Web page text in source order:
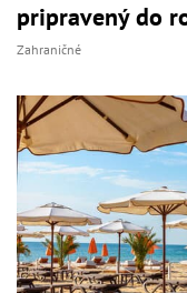
pripravený do
Zahraničné